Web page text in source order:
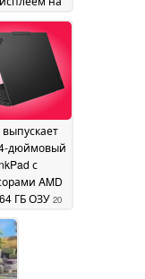
20 May 2026
дюймовый
с
AMD
ГБ ОЗУ 20
2026